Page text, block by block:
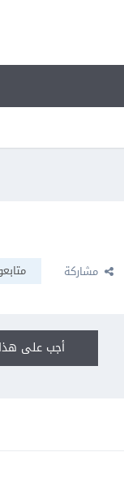
مشاركة
أجب على